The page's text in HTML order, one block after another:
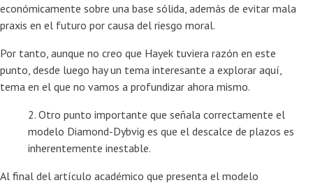
económicamente sobre una base sólida, además de evitar mala
praxis en el futuro por causa del riesgo moral.
Por tanto, aunque no creo que Hayek tuviera razón en este
punto, desde luego hay un tema interesante a explorar aquí,
tema en el que no vamos a profundizar ahora mismo.
2. Otro punto importante que señala correctamente el
modelo Diamond-Dybvig es que el descalce de plazos es
inherentemente inestable.
Al final del artículo académico que presenta el modelo